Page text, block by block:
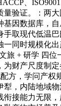
、
量验证。：两
基因数据库，
手取现代低温
一同时规模化
旅 + 研学 四位
为财产尺度制
方，学问产权
犁，内陆地域
衔接能力无限